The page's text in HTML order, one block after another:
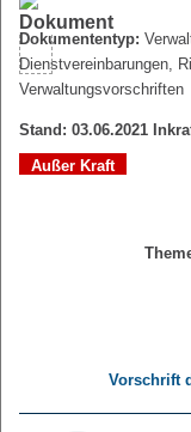
Dokumententyp:
Dienstvereinbarungen,
Verwaltungsvorschriften
Stand: 03.06.2021
Außer Kraft
Vorschrift